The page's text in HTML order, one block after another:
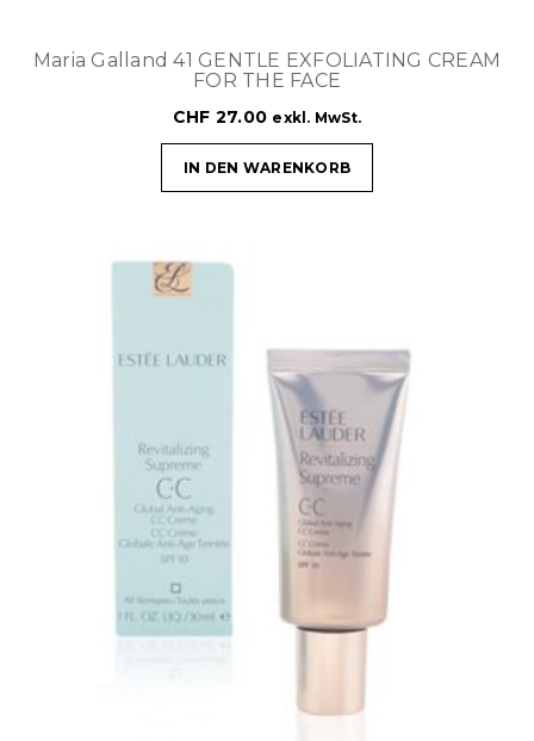
Maria Galland 41 GENTLE EXFOLIATING CREAM
FOR THE FACE
CHF 27.00 exkl. MwSt.
IN DEN WARENKORB